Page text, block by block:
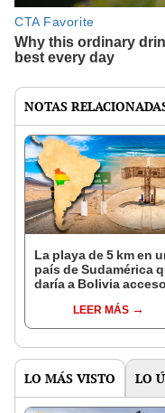
NOTAS
La playa de 5 km en
país de Sudamérica
daría a Bolivia
hoy luce desierta y
abandonada
LEER MÁS
LO MÁS VISTO LO